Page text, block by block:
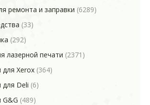
ремонта и заправки (6289)
(33)
(292)
лазерной печати (2371)
Xerox (364)
для Deli (6)
G&G (489)